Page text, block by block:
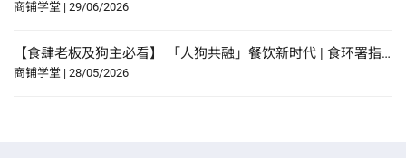
商铺学堂 | 29/06/2026
【食肆老板及狗主必看】 「人狗共融」餐饮新时代 | 食环署指引懒人包！
商铺学堂 | 28/05/2026